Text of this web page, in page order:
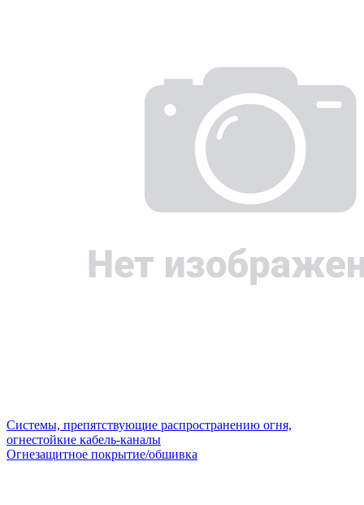
Системы, препятствующие распространению огня,
огнестойкие кабель-каналы
Огнезащитное покрытие/обшивка